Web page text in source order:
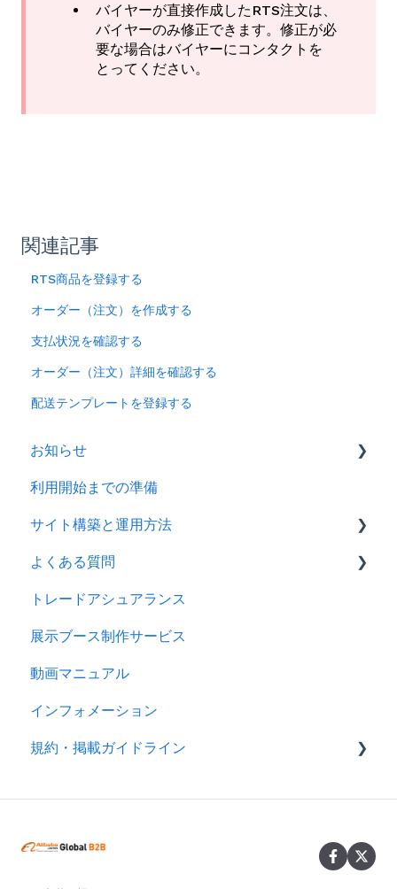
バイヤーが直接作成したRTS注文は、
バイヤーのみ修正できます。修正が必
要な場合はバイヤーにコンタクトを
とってください。
関連記事
RTS商品を登録する
オーダー（注文）を作成する
支払状況を確認する
オーダー（注文）詳細を確認する
配送テンプレートを登録する
お知らせ
2026年
2025年
2024年
利用開始までの準備
サイト構築と運用方法
会社情報を登録する
製品ページ登録の準備をする
製品ページを登録する
バイヤーからのメッセージに返信する
RFQを使ってバイヤーに売り込む
キーワード広告を利用する
よくある質問
ログイン
アカウント
製品情報
メッセージ
RFQ
トレードアシュアランス
展示ブース制作サービス
動画マニュアル
インフォメーション
規約・掲載ガイドライン